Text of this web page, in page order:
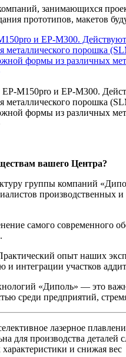
занимающихся
прототипов, макетов
M150pro и EP-M300.
металлического порошка
формы из различных
вашего Центра?
группы компаний
производственных
самого современного
опыт наших
и интеграции участков
«Диполь» — это
среди предприятий,
лазерное
для производства
и снижая вес